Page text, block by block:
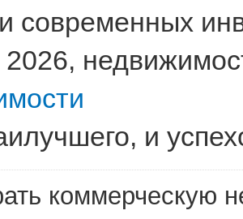
современных
2026,
и
коммерческую